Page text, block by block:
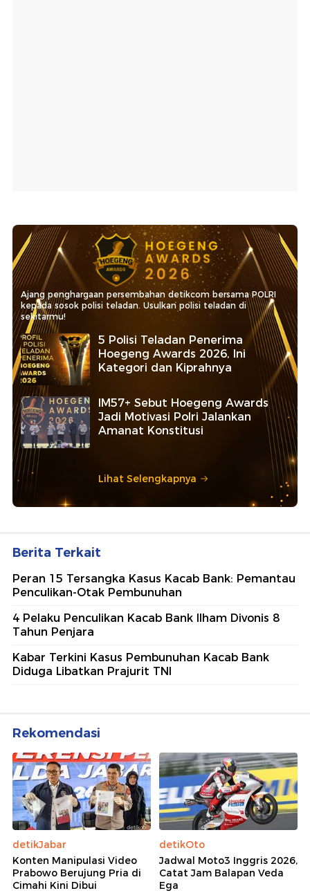
Ajang penghargaan persembahan detikcom bersama POLRI
kepada sosok polisi teladan. Usulkan polisi teladan di
sekitarmu!
5 Polisi Teladan Penerima
Hoegeng Awards 2026, Ini
Kategori dan Kiprahnya
IM57+ Sebut Hoegeng Awards
Jadi Motivasi Polri Jalankan
Amanat Konstitusi
Lihat Selengkapnya
Berita Terkait
Peran 15 Tersangka Kasus Kacab Bank: Pemantau
Penculikan-Otak Pembunuhan
4 Pelaku Penculikan Kacab Bank Ilham Divonis 8
Tahun Penjara
Kabar Terkini Kasus Pembunuhan Kacab Bank
Diduga Libatkan Prajurit TNI
Rekomendasi
detikJabar
Konten Manipulasi Video
Prabowo Berujung Pria di
Cimahi Kini Dibui
detikOto
Jadwal Moto3 Inggris 2026,
Catat Jam Balapan Veda
Ega